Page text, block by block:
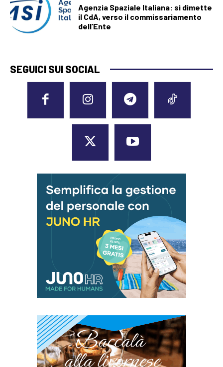
Agenzia Spaziale Italiana: si dimette
il CdA, verso il commissariamento
dell’Ente
SEGUICI SUI SOCIAL